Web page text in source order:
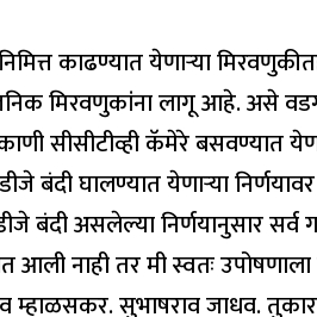
काढण्यात येणाऱ्या
मिरवणुकांना लागू आहे. असे
सीसीटीव्ही कॅमेरे बसवण्यात
बंदी घालण्यात येणाऱ्या
बंदी असलेल्या निर्णयानुसार
नाही तर मी स्वतः
म्हाळसकर. सुभाषराव जाधव.